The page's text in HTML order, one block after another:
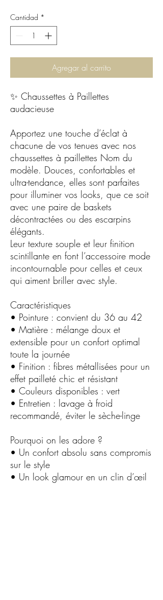
Cantidad *
Agregar al carrito
✨ Chaussettes à Paillettes
audacieuse
Apportez une touche d’éclat à
chacune de vos tenues avec nos
chaussettes à paillettes Nom du
modèle. Douces, confortables et
ultra-tendance, elles sont parfaites
pour illuminer vos looks, que ce soit
avec une paire de baskets
décontractées ou des escarpins
élégants.
Leur texture souple et leur finition
scintillante en font l’accessoire mode
incontournable pour celles et ceux
qui aiment briller avec style.
Caractéristiques
• Pointure : convient du 36 au 42
• Matière : mélange doux et
extensible pour un confort optimal
toute la journée
• Finition : fibres métallisées pour un
effet pailleté chic et résistant
• Couleurs disponibles : vert
• Entretien : lavage à froid
recommandé, éviter le sèche-linge
Pourquoi on les adore ?
• Un confort absolu sans compromis
sur le style
• Un look glamour en un clin d’œil